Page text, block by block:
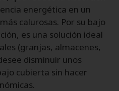
energética en un
calurosas. Por su bajo
es una solución ideal
(granjas, almacenes,
disminuir unos
cubierta sin hacer